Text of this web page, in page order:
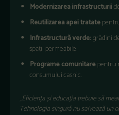
Modernizareainfrastructurii
Reutilizareaapeitratate
Infrastructurăverde:grădini
spații permeabile;
Programecomunitarepentru
consumuluicasnic.
„Eficiențașieducația trebuiesă
Tehnologiasingurănusalveazăun